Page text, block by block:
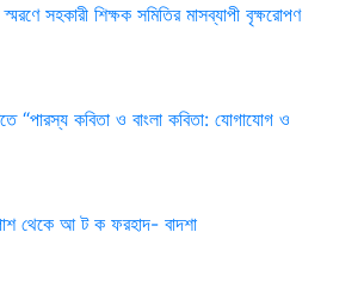
সহকারী শিক্ষক সমিতির মাসব্যাপী বৃক্ষরোপণ
“পারস্য কবিতা ও বাংলা কবিতা: যোগাযোগ ও
থেকে আ ট ক ফরহাদ- বাদশা